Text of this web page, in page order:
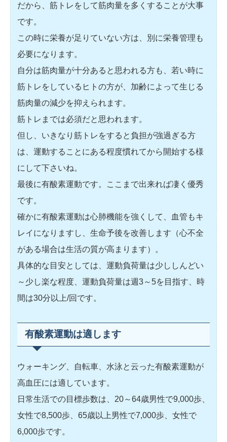
だから、筋トレをして筋肉量を多くすることが大事
です。
この時に栄養が足りていない方は、別に栄養管理も
必要になります。
自分は筋肉量が十分あると思われる方も、若い時に
筋トレをしているヒトの方が、加齢によって生じる
筋肉量の減少を抑えられます。
筋トレまでは必須だと思われます。
但し、いきなり筋トレをすると負担が強過ぎる方
は、運動することにある程度慣れてから開始する様
にして下さいね。
最後に有酸素運動です。ここまで出来れば凄く優秀
です。
確かに有酸素運動は心肺機能を強くして、血管もキ
レイになりますし、生命予後を改善します（心不全
がある場合は生活の質が高まります）。
具体的な目安としては、運動負荷量は少ししんどい
～少し楽な程度、運動負荷量は週3～5を目指す、時
間は30分以上/回です。
有酸素運動は適します
ウォーキング、自転車、水泳と云った有酸素運動が
高血圧には適しています。
日常生活での目標歩数は、20～64歳男性で9,000歩、
女性で8,500歩、65歳以上男性で7,000歩、女性で
6,000歩です。